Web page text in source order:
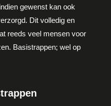
gewenst kan ook
Dit volledig en
reeds veel mensen voor
Basistrappen; wel op